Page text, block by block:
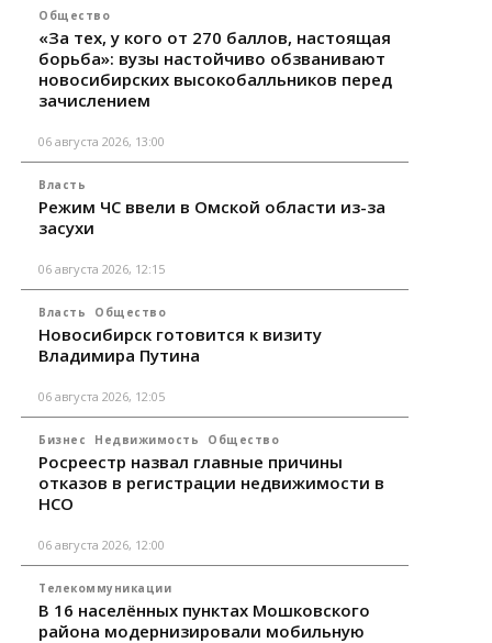
Общество
«За тех, у кого от 270 баллов, настоящая
борьба»: вузы настойчиво обзванивают
новосибирских высокобалльников перед
зачислением
06 августа 2026, 13:00
Власть
Режим ЧС ввели в Омской области из-за
засухи
06 августа 2026, 12:15
Власть Общество
Новосибирск готовится к визиту
Владимира Путина
06 августа 2026, 12:05
Бизнес Недвижимость Общество
Росреестр назвал главные причины
отказов в регистрации недвижимости в
НСО
06 августа 2026, 12:00
Телекоммуникации
В 16 населённых пунктах Мошковского
района модернизировали мобильную